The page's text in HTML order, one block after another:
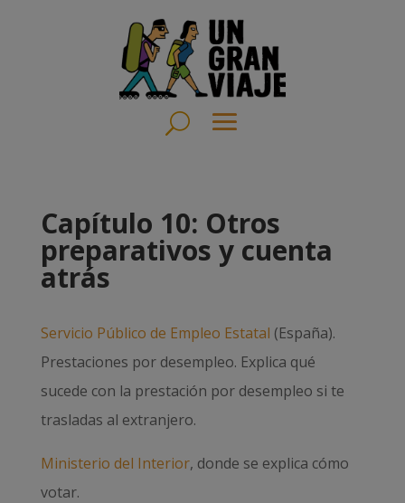
Capítulo 10: Otros
preparativos y cuenta
atrás
Servicio Público de Empleo Estatal (España).
Prestaciones por desempleo. Explica qué
sucede con la prestación por desempleo si te
trasladas al extranjero.
Ministerio del Interior, donde se explica cómo
votar.